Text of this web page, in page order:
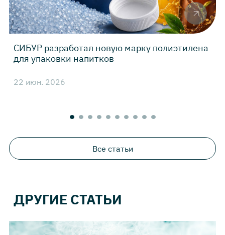
СИБУР разработал новую марку полиэтилена
для упаковки напитков
22 июн. 2026
Все статьи
ДРУГИЕ СТАТЬИ